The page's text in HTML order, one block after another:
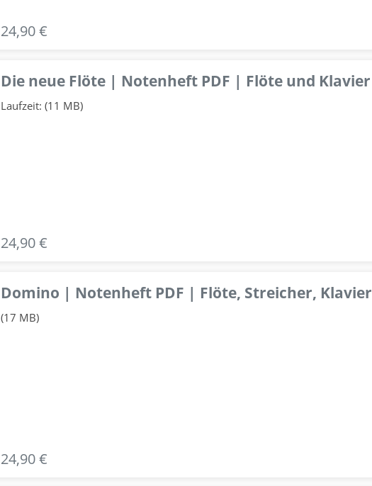
24,90 €
Die neue Flöte | Notenheft PDF | Flöte und Klavier
Laufzeit: (11 MB)
24,90 €
Domino | Notenheft PDF | Flöte, Streicher, Klavier
(17 MB)
24,90 €